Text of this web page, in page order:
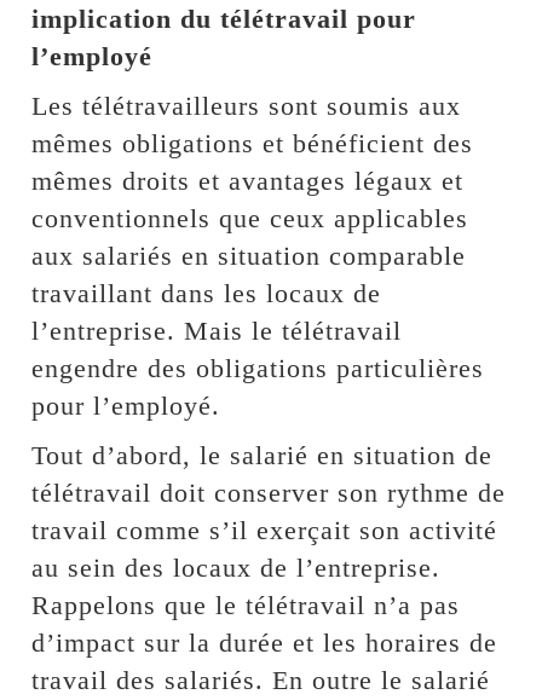
implication du télétravail pour
l’employé
Les télétravailleurs sont soumis aux
mêmes obligations et bénéficient des
mêmes droits et avantages légaux et
conventionnels que ceux applicables
aux salariés en situation comparable
travaillant dans les locaux de
l’entreprise. Mais le télétravail
engendre des obligations particulières
pour l’employé.
Tout d’abord, le salarié en situation de
télétravail doit conserver son rythme de
travail comme s’il exerçait son activité
au sein des locaux de l’entreprise.
Rappelons que le télétravail n’a pas
d’impact sur la durée et les horaires de
travail des salariés. En outre le salarié